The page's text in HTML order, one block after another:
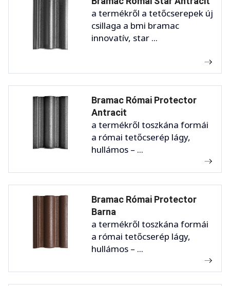
a termékről a tetőcserepek új
csillaga a bmi bramac
innovatív, star ...
Bramac Római Protector
Antracit
a termékről toszkána formái
a római tetőcserép lágy,
hullámos – ...
Bramac Római Protector
Barna
a termékről toszkána formái
a római tetőcserép lágy,
hullámos – ...